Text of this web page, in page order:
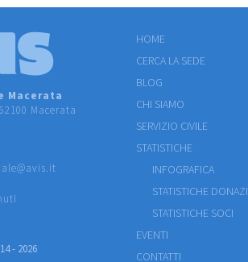
Macerata
Macerata
- 2026
HOME
CERCA LA SEDE
BLOG
CHI SIAMO
SERVIZIO CIVILE
STATISTICHE
INFOGRAFICA
STATISTICHE
STATISTICHE SOCI
EVENTI
CONTATTI